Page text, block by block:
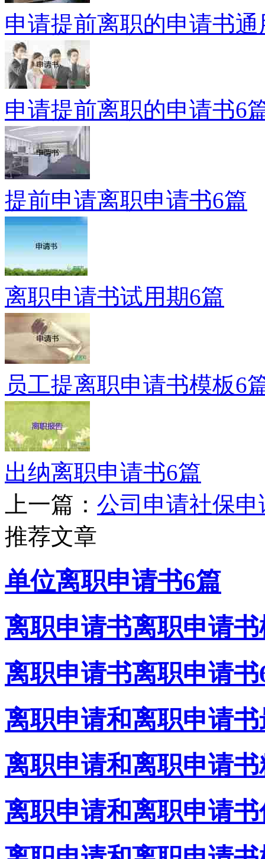
申请提前离职的申请书通
申请提前离职的申请书6
提前申请离职申请书6篇
离职申请书试用期6篇
员工提离职申请书模板6
出纳离职申请书6篇
上一篇： 公司申请社保申
推荐文章
单位离职申请书6篇
离职申请书离职申请
离职申请书离职申请书
离职申请和离职申请
离职申请和离职申请
离职申请和离职申请